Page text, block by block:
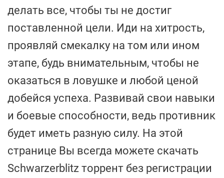
делать все, чтобы ты не достиг
поставленной цели. Иди на хитрость,
проявляй смекалку на том или ином
этапе, будь внимательным, чтобы не
оказаться в ловушке и любой ценой
добейся успеха. Развивай свои навыки
и боевые способности, ведь противник
будет иметь разную силу. На этой
странице Вы всегда можете скачать
Schwarzerblitz торрент без регистрации